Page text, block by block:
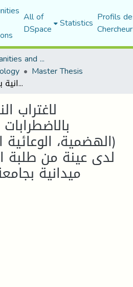
All of
DSpace Statistics Profils
Faculty of Humanities and Social Sciences
Master Thesis
hلاغتراب النفسي وعلاقته بالاضطرابات السيكوسوماتية (الهضمية، الوعائية القلبية، الجلدية) لدى عينة من طلبة الجامعة - دراسة ميدانية بجامعة محمد بوضياف
(الهضمية، الوعائية
لدى عينة من طلبة
ميدانية